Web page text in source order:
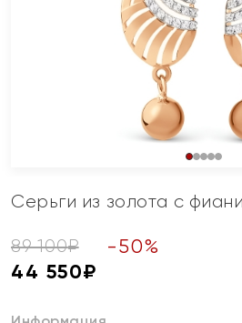
Серьги из золота с
89 100₽ -50%
44 550₽